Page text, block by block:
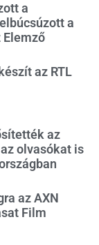
a
a
az RTL
az
olvasókat is
az AXN
Film